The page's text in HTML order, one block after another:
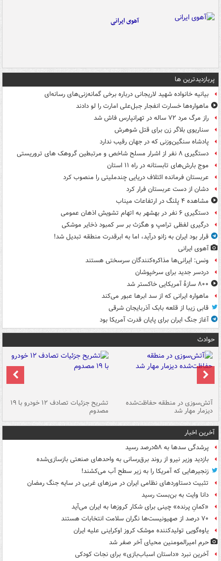
آهوی ایرانی
پربازدیدترین ها
بیانیه خانواده شهید لاریجانی درباره برخی گمانه‌زنی‌های رسانه‌ای
ماهواره‌ها خسارت انفجار جبل‌علی امارت را لو دادند
راز مرگ مرد ۷۲ ساله در تهرانپارس فاش شد
سناریوی بلاگر زن برای قتل شوهرش
پادشاه سنگین‌وزنی که در جهان رقیب ندارد
دستگیری ۸ نفر از اشرار مسلح شاخص و مرتبطین گروهک های تروریستی
موج بارش‌های تابستانه در راه ۱۱ استان
عربستان فرمانده ائتلاف دریایی چندملیتی را منصوب کرد
دشان از دست عربستان فرار کرد
مشاهده ۴ پلنگ در ارتفاعات میناب
دستگیری ۶ نفر در بهشهر به اتهام تشویش اذهان عمومی
درگیری لفظی ترامپ و هگزث بر سر کمبود ذخایر موشکی
قرار بود ایران به زانو درآید، اما به ابرقدرت منطقه تبدیل شد!
آهوی ایرانی
ونس: ایرانی‌ها مذاکره‌کنندگان سرسختی هستند
دردسر جدید برای سرخپوشان
۸۰۰ سازۀ آمریکایی خاکستر شد
ماهواره ایرانی که از سد ابرها عبور می‌کند
قابی زیبا از قلعه بابک آذربایجان شرقی
آغاز جنگ ایران برای پایان قدرت آمریکا بود
حوادث
آتش‌سوزی در منطقه حفاظت‌شده
دیزمار مهار شد
تشریح جزئیات تصادف ۱۲ خودرو با ۱۹
مصدوم
آخرین اخبار
پرشدگی سدها به ۵۸درصد رسید
بازدید وزیر نیرو از روند برق‌رسانی به واحدهای صنعتی بازسازی‌شده
زنجیرهایی که آمریکا را به زیر سطح آب می‌کشند!
تثبیت دستاوردهای نظامی ایران در مرزهای غربی در سایه جنگ رمضان
دانا وایت به بن‌بست رسید
«کمانِ پرنده» چینی برای شکار کروزها به ایران می‌آید
۷۰ درصد از صهیونیست‌ها نگران سلامت انتخابات هستند
یاوه‌گویی تولیدکننده موشک کروز اوکراینی علیه ایران
حرم امیرالمومنین محیای آخر صفر شد
آخرین نبرد «داستان اسباب‌بازی» برای نجات کودکی